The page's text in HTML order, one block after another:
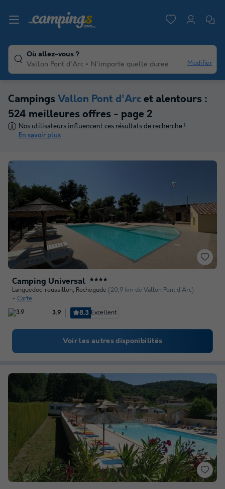
Où allez-vous ?
Vallon Pont d'Arc
N'importe quelle duree Modifier
Campings Vallon Pont d'Arc et alentours :
524 meilleures offres - page 2
Nos utilisateurs influencent ces résultats de recherche !
En savoir plus
Camping Universal ★★★★
Languedoc-roussillon, Rochegude (20,9 km de Vallon Pont d'Arc)
Carte
3.9 8.3 Excellent
Voir les autres disponibilités